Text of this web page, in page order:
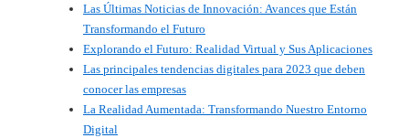
Las Últimas Noticias de Innovación: Avances que Están
Transformando el Futuro
Explorando el Futuro: Realidad Virtual y Sus Aplicaciones
Las principales tendencias digitales para 2023 que deben
conocer las empresas
La Realidad Aumentada: Transformando Nuestro Entorno
Digital